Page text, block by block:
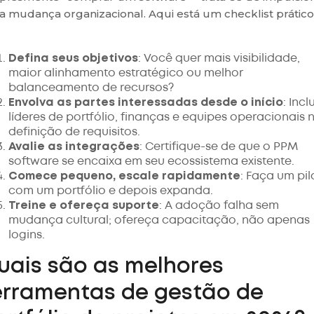
mudança organizacional. Aqui está um checklist
Defina seus objetivos: Você quer mais visibilidade,
maior alinhamento estratégico ou melhor
balanceamento de recursos?
Envolva as partes interessadas desde o início:
líderes de portfólio, finanças e equipes operacionais
definição de requisitos.
Avalie as integrações: Certifique-se de que o PPM
software se encaixa em seu ecossistema existente.
Comece pequeno, escale rapidamente: Faça um
com um portfólio e depois expanda.
Treine e ofereça suporte: A adoção falha sem
mudança cultural; ofereça capacitação, não apenas
logins.
são as melhores
de gestão de